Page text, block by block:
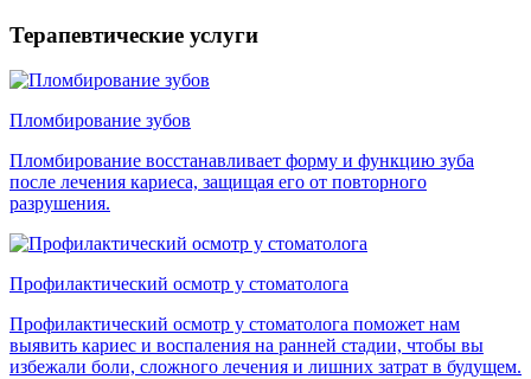
Терапевтические услуги
Пломбирование зубов
Пломбирование восстанавливает форму и функцию зуба
после лечения кариеса, защищая его от повторного
разрушения.
Профилактический осмотр у стоматолога
Профилактический осмотр у стоматолога поможет нам
выявить кариес и воспаления на ранней стадии, чтобы вы
избежали боли, сложного лечения и лишних затрат в будущем.